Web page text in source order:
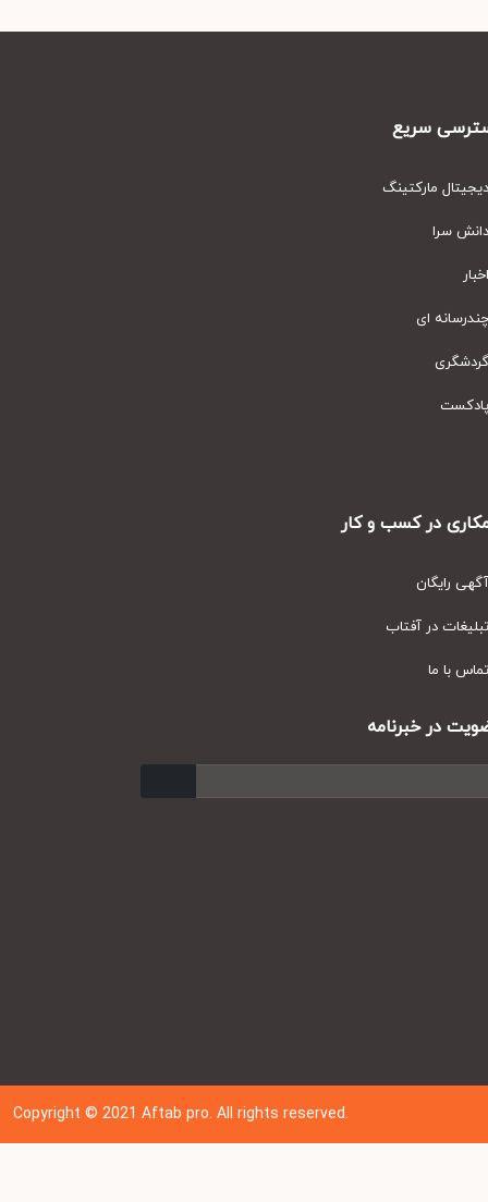
سریع
مارکتینگ
سرا
ای
در کسب و کار
رایگان
در آفتاب
با ما
در خبرنامه
Copyright © 202 1Aftab pro. All rights reserved.